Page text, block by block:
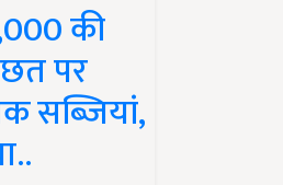
की
पर
सब्जियां,